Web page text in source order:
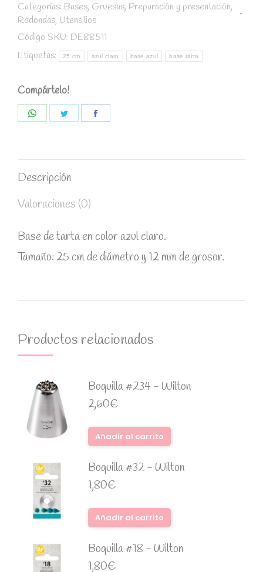
claro
diámetro
25
cm
grosor
12
mm
quantity
Categorías: Bases, Gruesas, Preparación y presentación,
Redondas, Utensilios
Código SKU: DE88511
Etiquetas:
25 cm azul claro base azul base tarta
Compártelo!
Descripción
Valoraciones (0)
Base de tarta en color azul claro.
Tamaño: 25 cm de diámetro y 12 mm de grosor.
Productos relacionados
Boquilla #234 - Wilton
2,60€
Añadir al carrito
Boquilla #32 - Wilton
1,80€
Añadir al carrito
Boquilla #18 - Wilton
1,80€